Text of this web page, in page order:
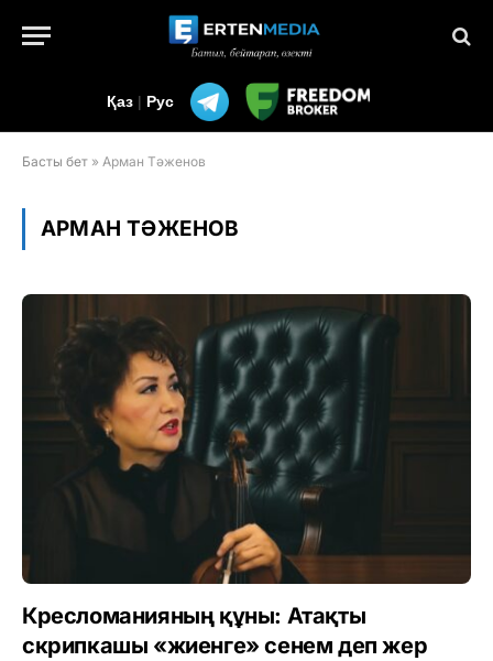
Қаз | Рус
Басты бет » Арман Тәженов
АРМАН ТӘЖЕНОВ
Кресломанияның құны: Атақты
скрипкашы «жиенге» сенем деп жер